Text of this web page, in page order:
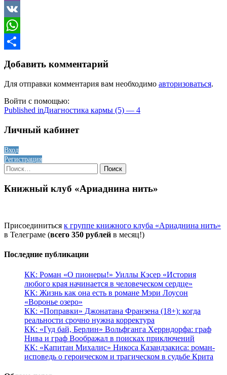
Viber
VK
WhatsApp
Добавить комментарий
Для отправки комментария вам необходимо авторизоваться.
Войти с помощью:
Навигация
по
Published inДиагностика кармы (5) — 4
Личный кабинет
Вход
Регистрация
Найти:
Книжный клуб «Ариаднина нить»
Присоединиться к группе книжного клуба «Ариаднина нить»
в Телеграме (всего 350 рублей в месяц!)
Последние публикации
КК: Роман «О пионеры!» Уиллы Кэсер «История
любого края начинается в человеческом сердце»
КК: Жизнь как она есть в романе Мэри Лоусон
«Воронье озеро»
КК: «Поправки» Джонатана Франзена (18+): когда
реальности срочно нужна корректура
КК: «Гуд бай, Берлин» Вольфганга Херрндорфа: граф
Нива и граф Воображал в поисках приключений
КК: «Капитан Михалис» Никоса Казандзакиса: роман-
исповедь о героическом и трагическом в судьбе Крита